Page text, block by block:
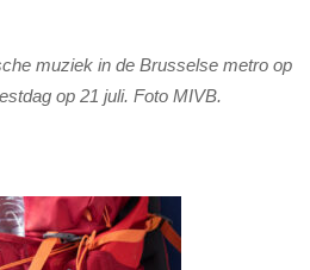
muziek in de Brusselse metro op
op 21 juli. Foto MIVB.